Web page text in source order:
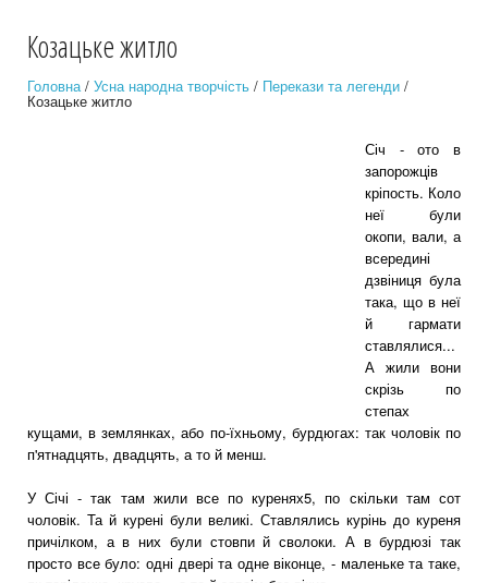
Козацьке житло
Головна/ Усна народна творчість / Перекази та легенди /
Козацьке житло
Січ - ото в
запорожців
кріпость. Коло
неї були
окопи, вали, а
всередині
дзвіниця була
така, що в неї
й гармати
ставлялися...
А жили вони
скрізь по
степах
кущами, в землянках, або по-їхньому, бурдюгах: так чоловік по
п'ятнадцять, двадцять, а то й менш.
У Січі - так там жили все по куренях5, по скільки там сот
чоловік. Та й курені були великі. Ставлялись курінь до куреня
причілком, а в них були стовпи й сволоки. А в бурдюзі так
просто все було: одні двері та одне віконце, - маленьке та таке,